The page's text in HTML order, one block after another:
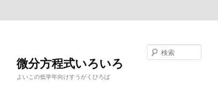
微分方程式いろいろ
よいこの低学年向けすうがくひろば